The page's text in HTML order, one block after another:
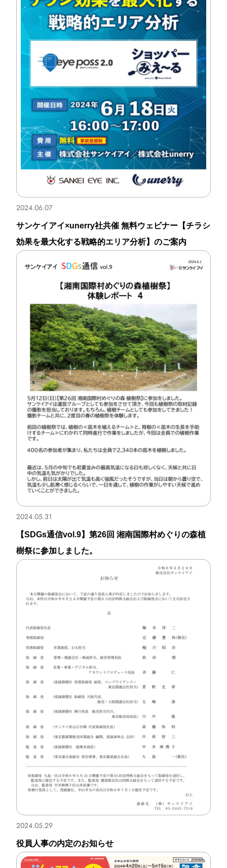
1都6県部数集計表DL
ASIS
ポスティング広告
eye poss3.0
新聞販売店ポスティング
フリーペーパー折込
セールスプロモーション
郵便局広告
メディアプロモーション
グループソリューション
Product
プロダクト
eye reach2.0
eye poss3.0
eye MEO
eye store karte
Area Marketer
素敵にマルシェ
IBT検定事業
TOPICS
トピックス
トピックス
販促カレンダー
出店計画情報
新着情報
Company
企業情報
代表メッセージ
沿革
2024.06.07
サンケイアイ×unerry社共催 無料ウェビナー【チラシ
効果を最大化する戦略的エリア分析】のご案内
2024.05.31
【SDGs通信vol.9】第26回 湘南国際村めぐりの森植
樹祭に参加しました。
2024.05.29
役員人事の内定のお知らせ